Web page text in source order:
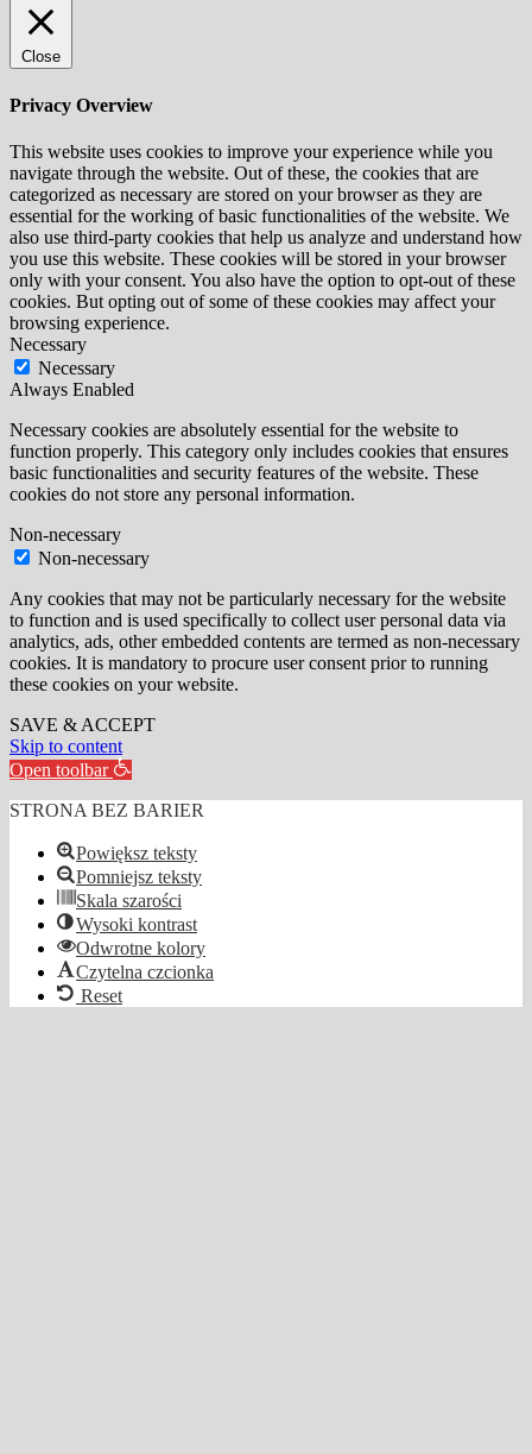
Close
Privacy Overview
This website uses cookies to improve your experience while you
navigate through the website. Out of these, the cookies that are
categorized as necessary are stored on your browser as they are
essential for the working of basic functionalities of the website. We
also use third-party cookies that help us analyze and understand how
you use this website. These cookies will be stored in your browser
only with your consent. You also have the option to opt-out of these
cookies. But opting out of some of these cookies may affect your
browsing experience.
Necessary
Necessary
Always Enabled
Necessary cookies are absolutely essential for the website to
function properly. This category only includes cookies that ensures
basic functionalities and security features of the website. These
cookies do not store any personal information.
Non-necessary
Non-necessary
Any cookies that may not be particularly necessary for the website
to function and is used specifically to collect user personal data via
analytics, ads, other embedded contents are termed as non-necessary
cookies. It is mandatory to procure user consent prior to running
these cookies on your website.
SAVE & ACCEPT
Skip to content
Open toolbar
STRONA BEZ BARIER
Powiększ teksty
Pomniejsz teksty
Skala szarości
Wysoki kontrast
Odwrotne kolory
Czytelna czcionka
Reset